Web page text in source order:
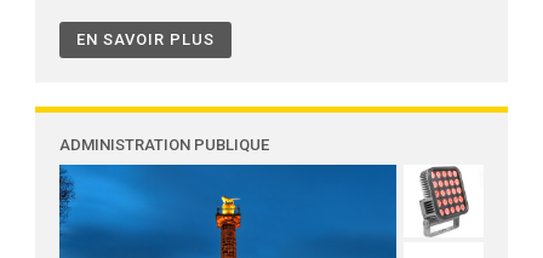
EN SAVOIR PLUS
ADMINISTRATION PUBLIQUE